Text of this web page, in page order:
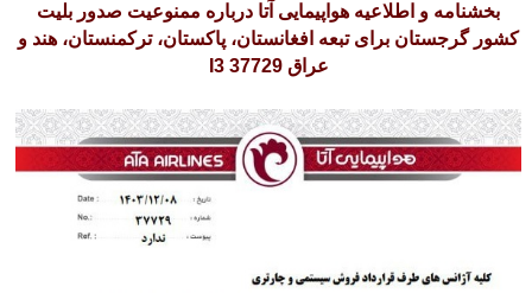
بخشنامه و اطلاعیه هواپیمایی آتا درباره ممنوعیت صدور بلیت
کشور گرجستان برای تبعه افغانستان، پاکستان، ترکمنستان، هند و
عراق I3 37729